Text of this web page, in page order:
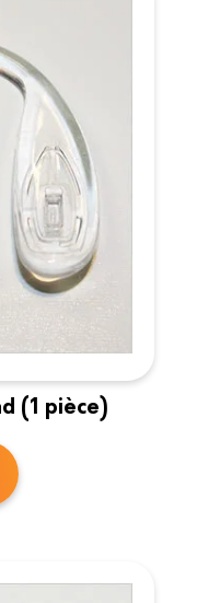
(1 pièce)